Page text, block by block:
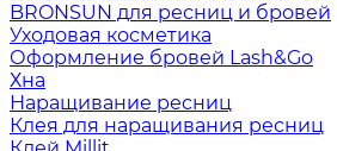
BRONSUN для ресниц и бровей
Уходовая косметика
Оформление бровей Lash&Go
Хна
Наращивание ресниц
Клея для наращивания ресниц